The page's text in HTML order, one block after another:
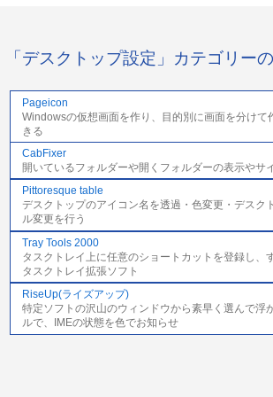
「デスクトップ設定」カテゴリー
Pageicon
Windowsの仮想画面を作り、目的別に画面を分けて
きる
CabFixer
開いているフォルダーや開くフォルダーの表示やサ
Pittoresque table
デスクトップのアイコン名を透過・色変更・デスク
ル変更を行う
Tray Tools 2000
タスクトレイ上に任意のショートカットを登録し、
タスクトレイ拡張ソフト
RiseUp(ライズアップ)
特定ソフトの沢山のウィンドウから素早く選んで浮
ルで、IMEの状態を色でお知らせ